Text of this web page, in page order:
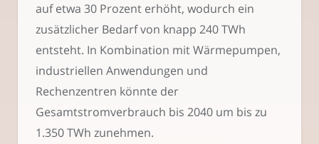
auf etwa 30 Prozent erhöht, wodurch ein
zusätzlicher Bedarf von knapp 240 TWh
entsteht. In Kombination mit Wärmepumpen,
industriellen Anwendungen und
Rechenzentren könnte der
Gesamtstromverbrauch bis 2040 um bis zu
1.350 TWh zunehmen.